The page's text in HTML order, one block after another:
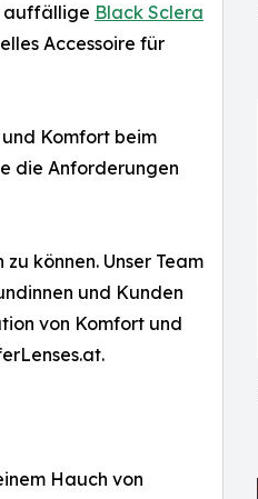
auffällige Black Sclera
Accessoire für
Komfort beim
die Anforderungen
können. Unser Team
und Kunden
von Komfort und
Hauch von